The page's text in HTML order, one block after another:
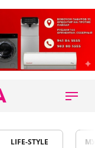
LIFE-STYLE